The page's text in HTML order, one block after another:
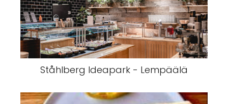
Ståhlberg Ideapark - Lempäälä